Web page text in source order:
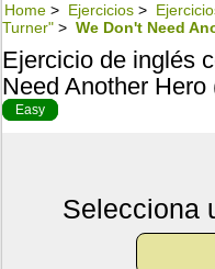
Home > Ejercicios >
Turner" > We Don't Need
Ejercicio de inglés
Need Another Hero
Easy
Selecciona